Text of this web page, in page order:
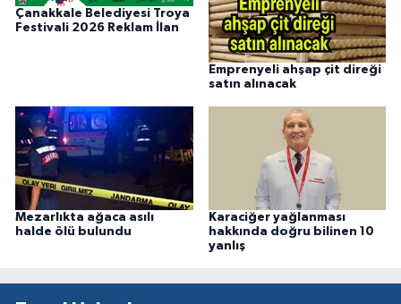
Çanakkale Belediyesi Troya
Festivali 2026 Reklam İlan
Emprenyeli ahşap çit direği
satın alınacak
Mezarlıkta ağaca asılı
halde ölü bulundu
Karaciğer yağlanması
hakkında doğru bilinen 10
yanlış